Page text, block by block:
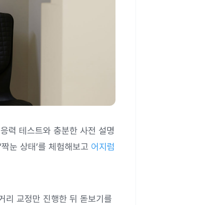
력 테스트와 충분한 사전 설명
눈 상태’를 체험해보고 어지럼
리 교정만 진행한 뒤 돋보기를